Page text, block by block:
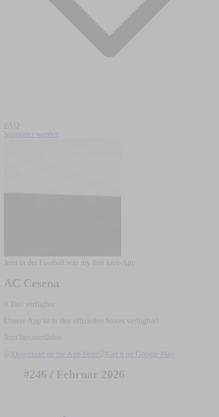
FAQ
Supporter werden
Jetzt in der Football was my first love-App
AC Cesena
0 Titel verfügbar
Unsere App ist in den offiziellen Stores verfügbar!
Jetzt herunterladen
#246 / Februar 2026